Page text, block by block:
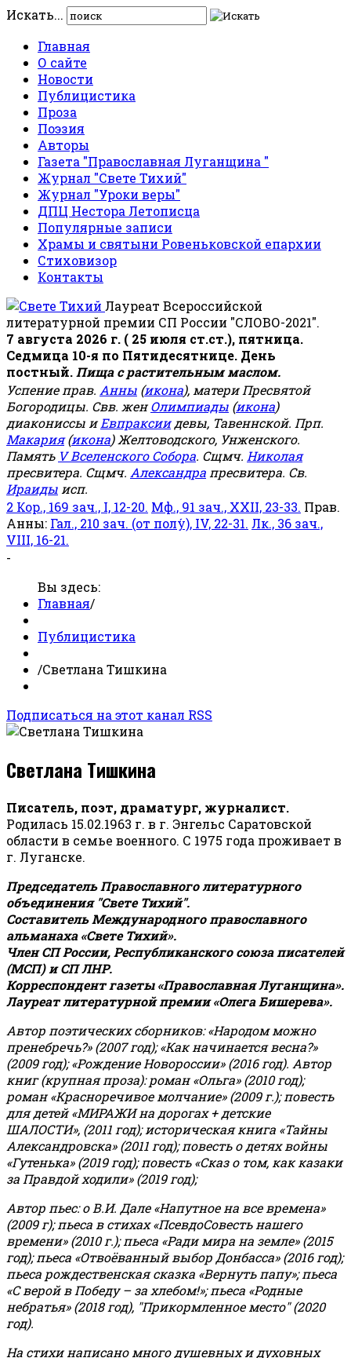
Искать...
Главная
О сайте
Новости
Публицистика
Проза
Поэзия
Авторы
Газета "Православная Луганщина "
Журнал "Свете Тихий"
Журнал "Уроки веры"
ДПЦ Нестора Летописца
Популярные записи
Храмы и святыни Ровеньковской епархии
Стиховизор
Контакты
Лауреат Всероссийской
литературной премии СП России "СЛОВО-2021".
7 августа 2026 г. ( 25 июля ст.ст.), пятница.
Седмица 10-я по Пятидесятнице. День
постный. Пища с растительным маслом.
Успение прав. Анны (икона), матери Пресвятой
Богородицы. Свв. женОлимпиады (икона)
диакониссы иЕвпраксиидевы, Тавеннской. Прп.
Макария(икона) Желтоводского, Унженского.
Память V Вселенского Собора. Сщмч. Николая
пресвитера. Сщмч. Александра пресвитера. Св.
Ираиды исп.
2 Кор., 169 зач., I, 12-20. Мф., 91 зач., XXII, 23-33. Прав.
Анны: Гал., 210 зач. (от полу́), IV, 22-31. Лк., 36 зач.,
VIII, 16-21.
-
Вы здесь:
Главная/
Публицистика
/Светлана Тишкина
Подписаться на этот канал RSS
Светлана Тишкина
Писатель, поэт, драматург, журналист.
Родилась 15.02.1963 г. в г. Энгельс Саратовской
области в семье военного. С 1975 года проживает в
г. Луганске.
Председатель Православного литературного
объединения "Свете Тихий".
Составитель Международного православного
альманаха «Свете Тихий».
Член СП России, Республиканского союза писателей
(МСП) и СП ЛНР.
Корреспондент газеты «Православная Луганщина».
Лауреат литературной премии «Олега Бишерева».
Автор поэтических сборников: «Народом можно
пренебречь?» (2007 год); «Как начинается весна?»
(2009 год); «Рождение Новороссии» (2016 год). Автор
книг (крупная проза): роман «Ольга» (2010 год);
роман «Красноречивое молчание» (2009 г.); повесть
для детей «МИРАЖИ на дорогах + детские
ШАЛОСТИ», (2011 год); историческая книга «Тайны
Александровска» (2011 год); повесть о детях войны
«Гутенька» (2019 год); повесть «Сказ о том, как казаки
за Правдой ходили» (2019 год);
Автор пьес: о В.И. Дале «Напутное на все времена»
(2009 г); пьеса в стихах «ПсевдоСовесть нашего
времени» (2010 г.); пьеса «Ради мира на земле» (2015
год); пьеса «Отвоёванный выбор Донбасса» (2016 год);
пьеса рождественская сказка «Вернуть папу»; пьеса
«С верой в Победу – за хлебом!»;пьеса «Родные
небратья» (2018 год), "Прикормленное место" (2020
год).
На стихи написано много душевных и духовных